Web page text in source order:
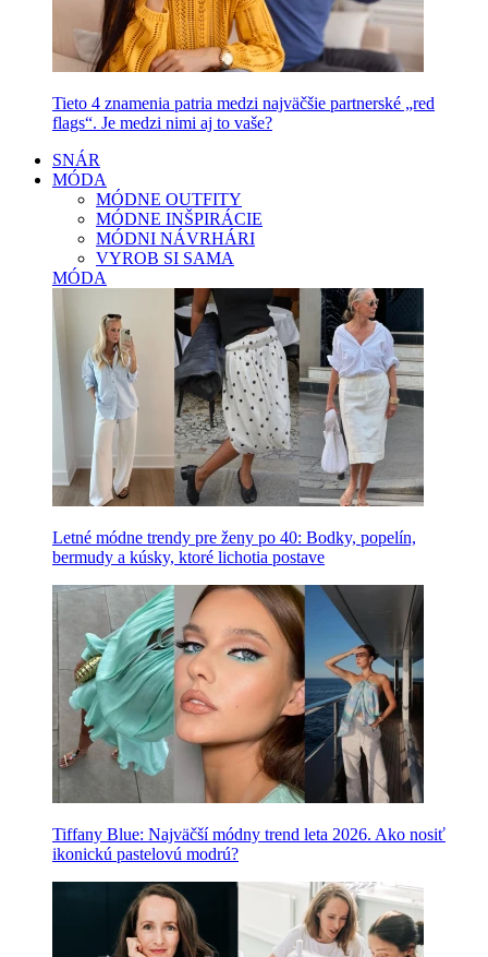
Tieto 4 znamenia patria medzi najväčšie partnerské „red
flags“. Je medzi nimi aj to vaše?
SNÁR
MÓDA
MÓDNE OUTFITY
MÓDNE INŠPIRÁCIE
MÓDNI NÁVRHÁRI
VYROB SI SAMA
MÓDA
Letné módne trendy pre ženy po 40: Bodky, popelín,
bermudy a kúsky, ktoré lichotia postave
Tiffany Blue: Najväčší módny trend leta 2026. Ako nosiť
ikonickú pastelovú modrú?